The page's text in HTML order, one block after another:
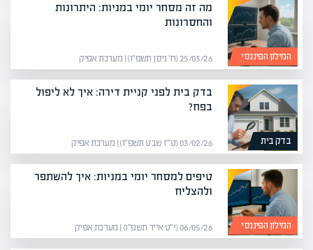
המילון הפיננסי
מה זה מסחר יומי במניות: היתרונות
והחסרונות
25/03/26 (ח׳ ניסן תשפ״ו) | מערכת אפיק
בדק בית
בדק בית לפני קניית דירה: איך לא ליפול
בפח?
03/02/26 (ט״ז שבט תשפ״ו) | מערכת אפיק
המילון הפיננסי
טיפים למסחר יומי במניות: איך להשתפר
ולהצליח
06/05/26 (י״ט אייר תשפ״ו) | מערכת אפיק